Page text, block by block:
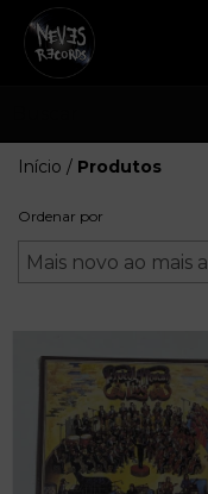
Início / Produtos
Ordenar por